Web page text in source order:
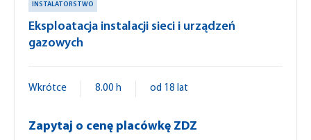
INSTALATORSTWO
Eksploatacja instalacji sieci i urządzeń
gazowych
Wkrótce 8.00 h od 18 lat
Zapytaj o cenę placówkę ZDZ